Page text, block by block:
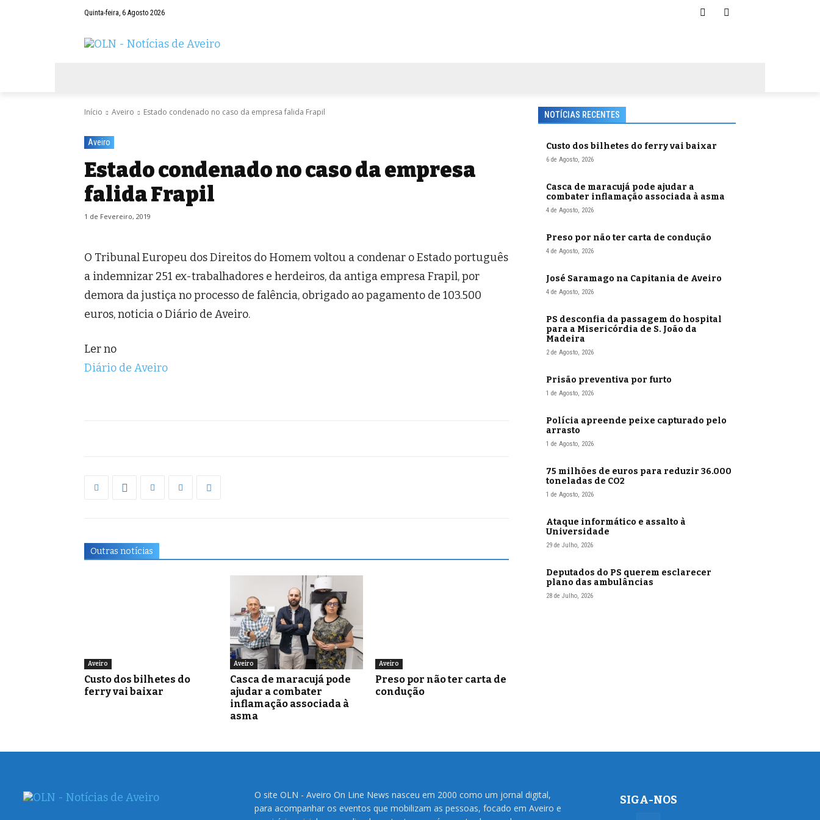
Quinta-feira, 6 Agosto 2026
Início Aveiro Estado condenado no caso da empresa falida Frapil
Aveiro
Estado condenado no caso da empresa
falida Frapil
1 de Fevereiro, 2019
O Tribunal Europeu dos Direitos do Homem voltou a condenar o Estado português
a indemnizar 251 ex-trabalhadores e herdeiros, da antiga empresa Frapil, por
demora da justiça no processo de falência, obrigado ao pagamento de 103.500
euros, noticia o Diário de Aveiro.
Ler no
Diário de Aveiro
Outras notícias
Aveiro
Custo dos bilhetes do
ferry vai baixar
Aveiro
Casca de maracujá pode
ajudar a combater
inflamação associada à
asma
Aveiro
Preso por não ter carta de
condução
NOTÍCIAS RECENTES
Custo dos bilhetes do ferry vai baixar
6 de Agosto, 2026
Casca de maracujá pode ajudar a
combater inflamação associada à asma
4 de Agosto, 2026
Preso por não ter carta de condução
4 de Agosto, 2026
José Saramago na Capitania de Aveiro
4 de Agosto, 2026
PS desconfia da passagem do hospital
para a Misericórdia de S. João da
Madeira
2 de Agosto, 2026
Prisão preventiva por furto
1 de Agosto, 2026
Polícia apreende peixe capturado pelo
arrasto
1 de Agosto, 2026
75 milhões de euros para reduzir 36.000
toneladas de CO2
1 de Agosto, 2026
Ataque informático e assalto à
Universidade
29 de Julho, 2026
Deputados do PS querem esclarecer
plano das ambulâncias
28 de Julho, 2026
O site OLN - Aveiro On Line News nasceu em 2000 como um jornal digital,
para acompanhar os eventos que mobilizam as pessoas, focado em Aveiro e
SIGA-NOS